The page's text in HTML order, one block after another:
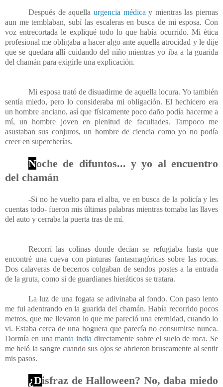
Después de aquella urgencia médica y mientras las piernas
aun me temblaban, subí las escaleras en busca de mi esposa. Con
voz entrecortada le expliqué todo lo que había ocurrido. Mi ética
profesional me obligaba a hacer algo ante aquella atrocidad y le dije
que se quedara allí cuidando del niño mientras yo iba a la guarida
del chamán para exigirle una explicación.
Mi esposa trató de disuadirme de aquella locura. Yo también
sentía miedo, pero lo consideraba mi obligación. El hechicero era
un hombre anciano, así que físicamente poco daño podía hacerme a
mí, un hombre joven en plenitud de facultades. Tampoco me
asustaban sus conjuros, un hombre de ciencia como yo no podía
creer en supercherías.
Noche de difuntos... y yo al encuentro
del chamán
-Si no he vuelto para el alba, ve en busca de la policía y les
cuentas todo- fueron mis últimas palabras mientras tomaba las llaves
del auto y cerraba la puerta tras de mí.
Recorrí las colinas donde decían se refugiaba hasta que
encontré una cueva con pinturas fantasmagóricas sobre las rocas.
Dos calaveras de becerros colgaban de sendos postes a la entrada
de la gruta, como si de guardianes hieráticos se tratara.
La luz de una fogata se adivinaba al fondo. Con paso lento
me fui adentrando en la guarida del chamán. Había recorrido pocos
metros, que me llevaron lo que me pareció una eternidad, cuando lo
vi. Estaba cerca de una hoguera que parecía no consumirse nunca.
Dormía en unamanta india directamente sobre el suelo de roca. Se
me heló la sangre cuando sus ojos se abrieron bruscamente al sentir
mis pasos.
¿Disfraz de Halloween? No, daba miedo